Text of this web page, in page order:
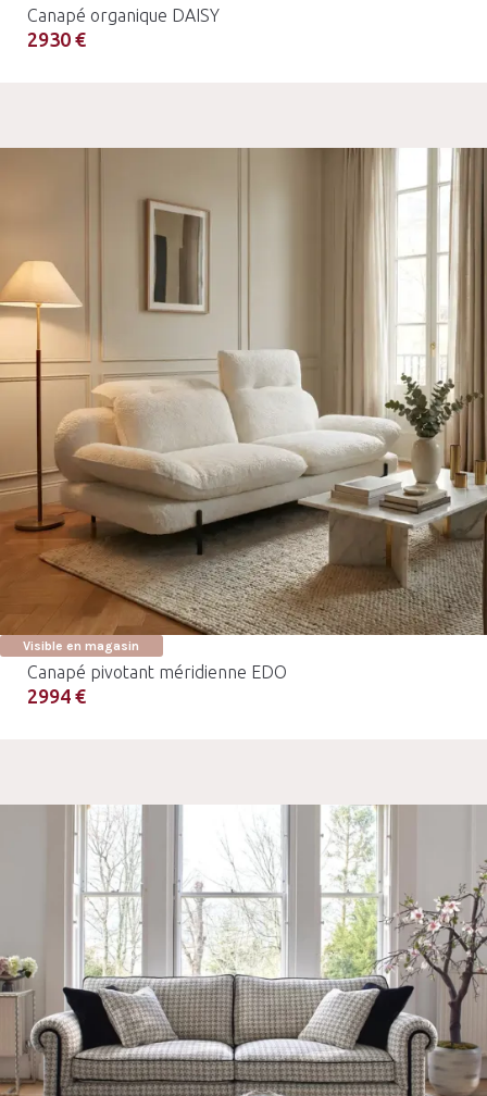
Canapé organique DAISY
2930 €
Visible en magasin
Canapé pivotant méridienne EDO
2994 €